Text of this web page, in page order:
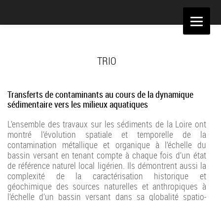
Aller
TRIO
Transferts de contaminants au cours de la dynamique
sédimentaire vers les milieux aquatiques
L’ensemble des travaux sur les sédiments de la Loire ont
montré l’évolution spatiale et temporelle de la
contamination métallique et organique à l’échelle du
bassin versant en tenant compte à chaque fois d’un état
de référence naturel local ligérien. Ils démontrent aussi la
complexité de la caractérisation historique et
géochimique des sources naturelles et anthropiques à
l’échelle d’un bassin versant dans sa globalité spatio-